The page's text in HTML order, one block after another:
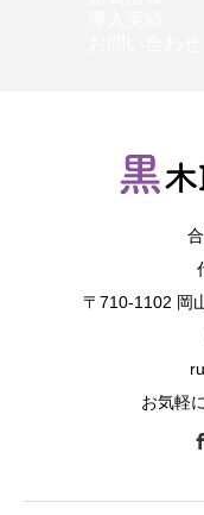
〒710-1102 岡
お気軽